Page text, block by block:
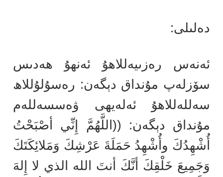
دەلىلى:
ئەنەس رەزىيەللاھۇ ئەنھۇ ھەدىس
سۆزلەپ مۇنداق دېگەن: رەسۇلۇللاھ
سەللەللاھۇ ئەلەيھى ۋەسسەللەم
مۇنداق دېگەن: ((اللَّهُمَّ إِنِّي أصْبَحْتُ
أُشْهِدُكَ وأُشْهِدُ حَمَلَةَ عَرْشِكَ وَمَلائِكَتَكَ
وَجَمِيعَ خَلْقِكَ أنَّكَ أنتَ الله الذي لا إِلهَ